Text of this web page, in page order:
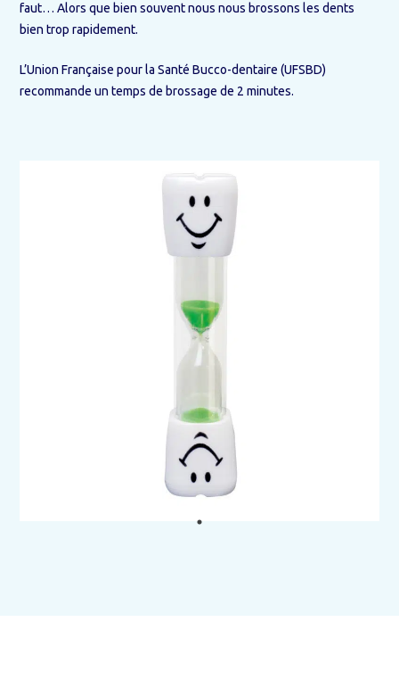
faut… Alors que bien souvent nous nous brossons les dents
bien trop rapidement.
L’Union Française pour la Santé Bucco-dentaire (UFSBD)
recommande un temps de brossage de 2 minutes.